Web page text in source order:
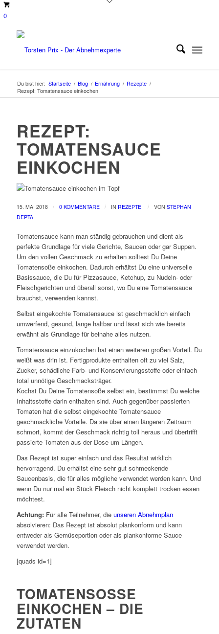
0
Du bist hier: Startseite / Blog / Ernährung / Rezepte /
Rezept: Tomatensauce einkochen
REZEPT:
TOMATENSAUCE
EINKOCHEN
15. MAI 2018 / 0 KOMMENTARE / IN REZEPTE / VON STEPHAN
DEPTA
Tomatensauce kann man ständig gebrauchen und dient als
perfekte Grundlage für viele Gerichte, Saucen oder gar Suppen.
Um den vollen Geschmack zu erhalten solltest Du Deine
Tomatensoße einkochen. Dadurch erhältst Du eine universelle
Basissauce, die Du für Pizzasauce, Ketchup, zu Nudeln- oder
Fleischgerichten und überall sonst, wo Du eine Tomatensauce
brauchst, verwenden kannst.
Selbst eingekochte Tomatensauce ist geschmacklich einfach
umwerfend, gesund, lange haltbar und lässt sich wie bereits
erwähnt als Grundlage für beinahe alles nutzen.
Tomatensauce einzukochen hat einen weiteren großen Vorteil. Du
weißt was drin ist. Fertigprodukte enthalten oft zu viel Salz,
Zucker, schädliche Farb- und Konservierungsstoffe oder einfach
total unnötige Geschmacksträger.
Kochst Du Deine Tomatensoße selbst ein, bestimmst Du welche
Inhaltsstoffe darin enthalten sind. Auch gegenüber passierten
Tomaten hat die selbst eingekochte Tomatensauce
geschmackliche Vorteile. Da sie über einen längeren Zeitraum
schmort, kommt der Geschmack richtig toll heraus und übertrifft
passierte Tomaten aus der Dose um Längen.
Das Rezept ist super einfach und das Resultat wirklich
hervorragend. Du erhältst eine sehr gut schmeckende
Saucenbasis, die für alles mögliche verwendet werden kann. Und
wenn Du nur mal ein Stück Fleisch nicht komplett trocken essen
möchtest.
Achtung: Für alle Teilnehmer, die unseren Abnehmplan
absolvieren: Das Rezept ist absolut plankonform und kann
entweder als Gemüseportion oder als plankonforme Sauce
verwendet werden.
[quads id=1]
TOMATENSOSSE E
INKOCHEN – DIE Z
UTATEN